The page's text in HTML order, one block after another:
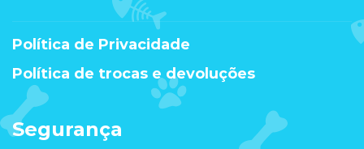
Política de Privacidade
Política de trocas e devoluções
Segurança